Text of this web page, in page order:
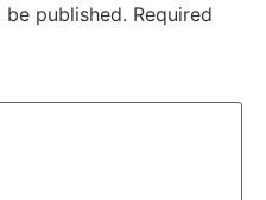
published. Required